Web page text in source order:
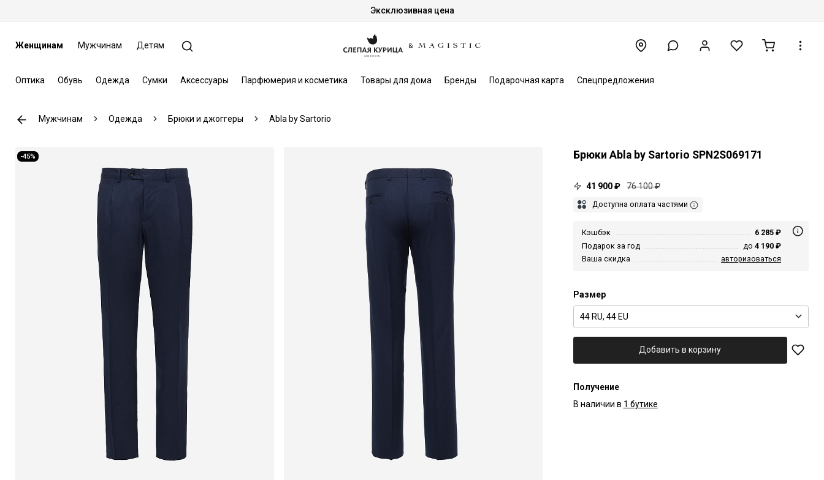
Эксклюзивная цена
Женщинам Мужчинам Детям
Оптика Обувь Одежда Сумки Аксессуары Парфюмерия и косметика Товары для дома Бренды Подарочная карта Спецпредложения
Мужчинам Одежда Брюки и джоггеры Abla by Sartorio
-45% Брюки Abla by Sartorio SPN2S069171
41 900 ₽ 76 100 ₽
Доступна оплата частями
Кэшбэк
6 285 ₽
Подарок за год
до 4 190 ₽
Ваша скидка
авторизоваться
Размер
44 RU, 44 EU
Добавить в корзину
Получение
В наличии в 1 бутике